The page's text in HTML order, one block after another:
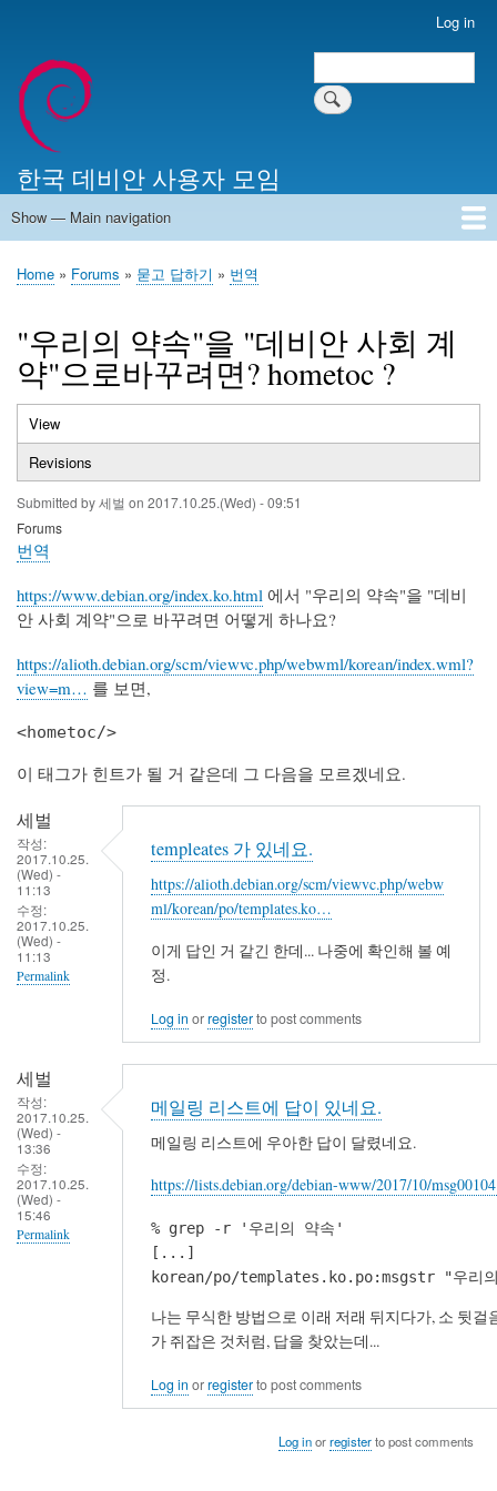
account
menu
Log in
Search
한국 데비안 사용자 모임
Main
Show — Main navigation
Home
알리는 말씀
최근 게시물
위키 문서
미러 서버
Breadcrumb
Home Forums 묻고 답하기 번역
"우리의 약속"을 "데비안 사회 계
약"으로바꾸려면? hometoc ?
Primary
tabs
View
tab)
Revisions
Submitted by세벌 on 2017.10.25.(Wed) - 09:51
Forums
번역
https://www.debian.org/index.ko.html 에서 "우리의 약속"을 "데비
안 사회 계약"으로 바꾸려면 어떻게 하나요?
https://alioth.debian.org/scm/viewvc.php/webwml/korean/index.wml?
view=m… 를 보면,
<hometoc/>
이 태그가 힌트가 될 거 같은데 그 다음을 모르겠네요.
세벌
작성:
2017.10.25.
(Wed) -
11:13
수정:
2017.10.25.
(Wed) -
11:13
Permalink
templeates 가 있네요.
https://alioth.debian.org/scm/viewvc.php/webw
ml/korean/po/templates.ko…
이게 답인 거 같긴 한데... 나중에 확인해 볼 예
정.
Log in orregisterto post comments
세벌
작성:
2017.10.25.
(Wed) -
13:36
수정:
2017.10.25.
(Wed) -
15:46
Permalink
메일링 리스트에 답이 있네요.
메일링 리스트에 우아한 답이 달렸네요.
https://lists.debian.org/debian-www/2017/10/
% grep -r '우리의 약속'
[...]
korean/po/templates.ko.po:msgstr "우리
나는 무식한 방법으로 이래 저래 뒤지다가, 소 뒷걸
가 쥐잡은 것처럼, 답을 찾았는데...
Log in orregisterto post comments
Log inorregisterto post comments